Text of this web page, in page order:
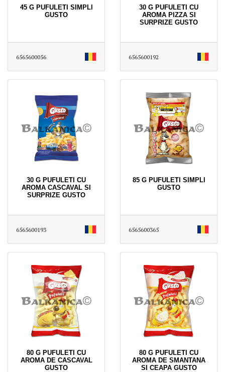
45 G PUFULETI SIMPLI
GUSTO
6565600056
30 G PUFULETI CU
AROMA PIZZA SI
SURPRIZE GUSTO
6565600192
30 G PUFULETI CU
AROMA CASCAVAL SI
SURPRIZE GUSTO
6565600193
85 G PUFULETI SIMPLI
GUSTO
6565600365
80 G PUFULETI CU
AROMA DE CASCAVAL
GUSTO
80 G PUFULETI CU
AROMA DE SMANTANA
SI CEAPA GUSTO